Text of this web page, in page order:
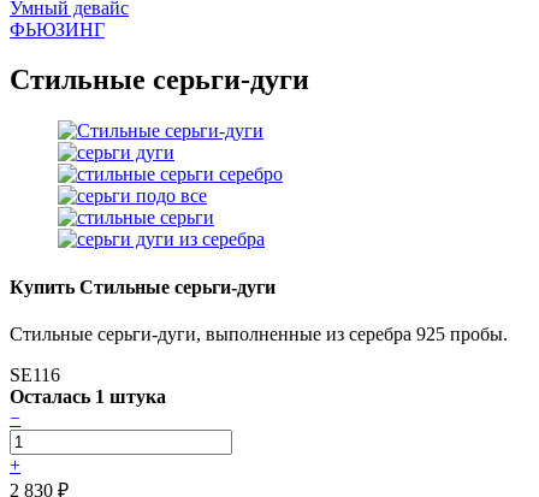
Умный девайс
ФЬЮЗИНГ
Стильные серьги-дуги
Купить Стильные серьги-дуги
Стильные серьги-дуги, выполненные из серебра 925 пробы.
SE116
Осталась 1 штука
−
+
2 830 ₽